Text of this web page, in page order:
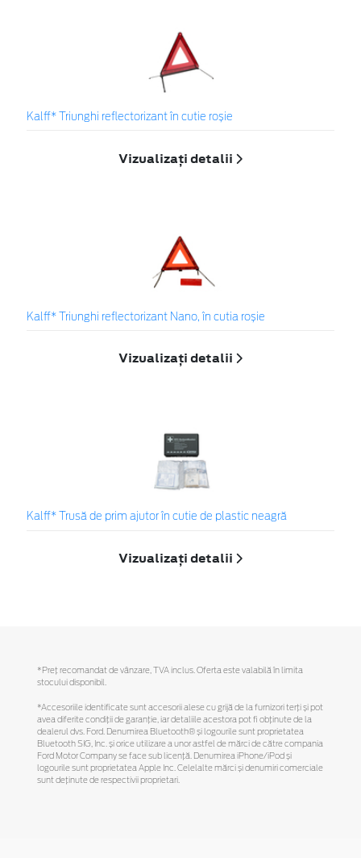
Kalff* Triunghi reflectorizant în cutie roșie
Vizualizați detalii
Kalff* Triunghi reflectorizant Nano, în cutia roșie
Vizualizați detalii
Kalff* Trusă de prim ajutor în cutie de plastic neagră
Vizualizați detalii
*Preţ recomandat de vânzare, TVA inclus. Oferta este valabilă în limita
stocului disponibil.
*Accesoriile identificate sunt accesorii alese cu grijă de la furnizori terți și pot
avea diferite condiții de garanție, iar detaliile acestora pot fi obținute de la
dealerul dvs. Ford. Denumirea Bluetooth® și logourile sunt proprietatea
Bluetooth SIG, Inc. și orice utilizare a unor astfel de mărci de către compania
Ford Motor Company se face sub licență. Denumirea iPhone/iPod și
logourile sunt proprietatea Apple Inc. Celelalte mărci și denumiri comerciale
sunt deținute de respectivii proprietari.